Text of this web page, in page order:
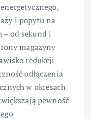
i popytu na
– od sekund i
magazyny
redukcji
odłączenia
w okresach
pewność